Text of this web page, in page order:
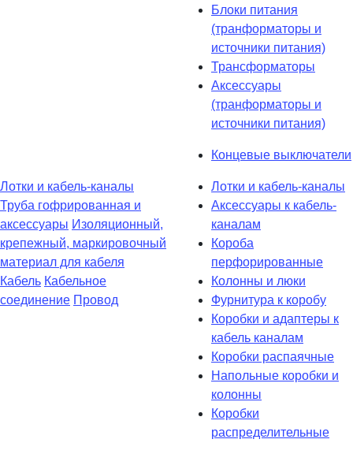
Блоки питания
(транформаторы и
источники питания)
Трансформаторы
Аксессуары
(транформаторы и
источники питания)
Концевые выключатели
Лотки и кабель-каналы
Труба гофрированная и
аксессуары Изоляционный,
крепежный, маркировочный
материал для кабеля
Кабель Кабельное
соединение Провод
Лотки и кабель-каналы
Аксессуары к кабель-
каналам
Короба
перфорированные
Колонны и люки
Фурнитура к коробу
Коробки и адаптеры к
кабель каналам
Коробки распаячные
Напольные коробки и
колонны
Коробки
распределительные